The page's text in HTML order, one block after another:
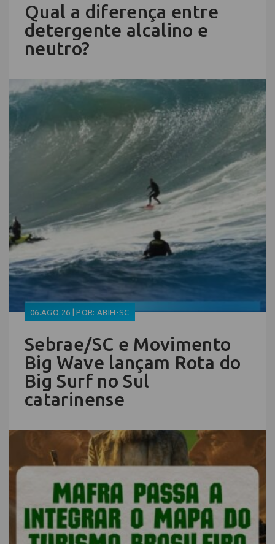
Qual a diferença entre
detergente alcalino e
neutro?
06.AGO.26 | POR: ABIH-SC
Sebrae/SC e Movimento
Big Wave lançam Rota do
Big Surf no Sul
catarinense